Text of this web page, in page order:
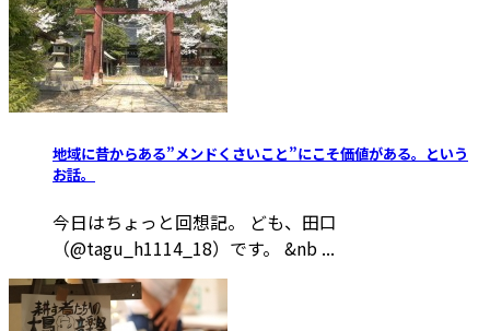
地域に昔からある”メンドくさいこと”にこそ価値がある。という
お話。
今日はちょっと回想記。 ども、田口
（@tagu_h1114_18）です。 &nb ...